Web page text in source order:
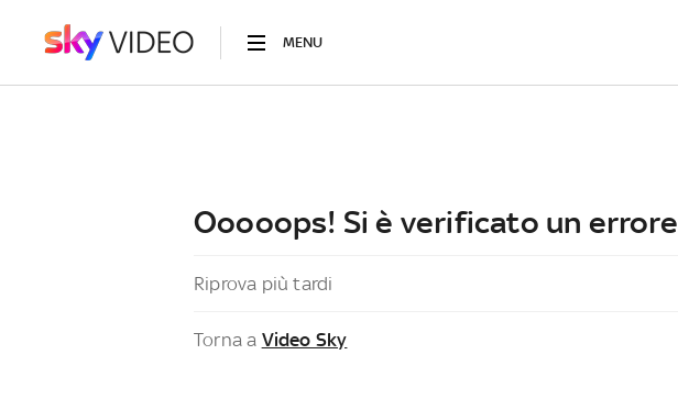
MENU
Ooooops! Si è verificato un errore
Riprova più tardi
Torna a Video Sky